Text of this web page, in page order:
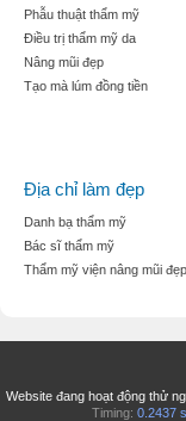
Phẫu thuật thẩm mỹ
Điều trị thẩm mỹ da
Nâng mũi đẹp
Tạo mà lúm đồng tiền
Địa chỉ làm đẹp
Danh bạ thẩm mỹ
Bác sĩ thẩm mỹ
Thẩm mỹ viện nâng mũi đẹp
Website đang hoạt động thử
Timing: 0.2437